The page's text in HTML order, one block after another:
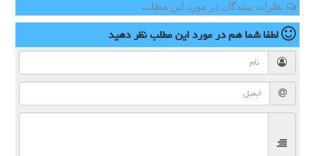
نظرات بینندگان در مورد این مطلب
لطفا شما همدر مورد این مطلبنظر دهید